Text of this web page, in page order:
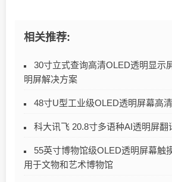
相关推荐:
30寸立式查询高清OLED透明显示
明屏解决方案
48寸U型工业级OLED透明屏幕高
科大讯飞 20.8寸多语种AI透明屏翻
55英寸博物馆级OLED透明屏幕触
用于文物和艺术博物馆